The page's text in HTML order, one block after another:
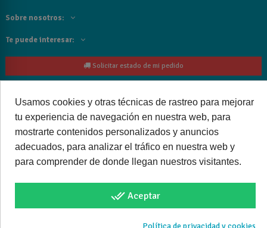
Sobre nosotros:
Te puede interesar:
Solicitar estado de mi pedido
Siguenos
Cancelar o devolver un pedido
Usamos cookies y otras técnicas de rastreo para mejorar
tu experiencia de navegación en nuestra web, para
mostrarte contenidos personalizados y anuncios
adecuados, para analizar el tráfico en nuestra web y
para comprender de donde llegan nuestros visitantes.
done_all Aceptar
Política de privacidad y cookies